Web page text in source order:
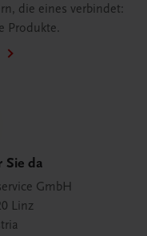
die eines verbindet:
Produkte.
Sie da
GmbH
Linz